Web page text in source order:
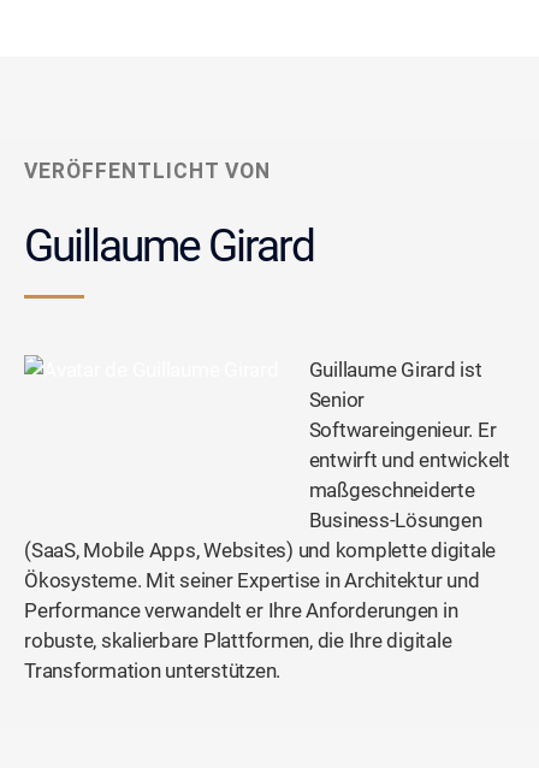
VERÖFFENTLICHT VON
Guillaume Girard
Guillaume Girard ist
Senior
Softwareingenieur. Er
entwirft und entwickelt
maßgeschneiderte
Business-Lösungen
(SaaS, Mobile Apps, Websites) und komplette digitale
Ökosysteme. Mit seiner Expertise in Architektur und
Performance verwandelt er Ihre Anforderungen in
robuste, skalierbare Plattformen, die Ihre digitale
Transformation unterstützen.